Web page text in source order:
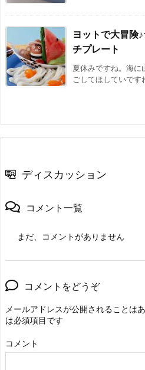
ヨットで大冒
チプレート
夏休みですね。海に
ごしてほしていです
ディスカッション
コメント一覧
まだ、コメントがありません
コメントをどうぞ
メールアドレスが公開されることはあ
は必須項目です
コメント